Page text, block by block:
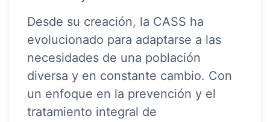
Desde su creación, la CASS ha
evolucionado para adaptarse a las
necesidades de una población
diversa y en constante cambio. Con
un enfoque en la prevención y el
tratamiento integral de